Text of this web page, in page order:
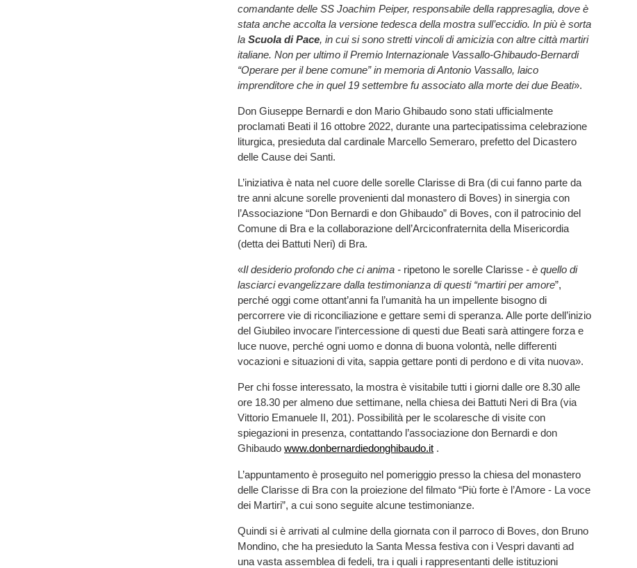
comandante delle SS Joachim Peiper, responsabile della rappresaglia, dove è
stata anche accolta la versione tedesca della mostra sull’eccidio. In più è sorta
la Scuola di Pace, in cui si sono stretti vincoli di amicizia con altre città martiri
italiane. Non per ultimo il Premio Internazionale Vassallo-Ghibaudo-Bernardi
“Operare per il bene comune” in memoria di Antonio Vassallo, laico
imprenditore che in quel 19 settembre fu associato alla morte dei due Beati».
Don Giuseppe Bernardi e don Mario Ghibaudo sono stati ufficialmente
proclamati Beati il 16 ottobre 2022, durante una partecipatissima celebrazione
liturgica, presieduta dal cardinale Marcello Semeraro, prefetto del Dicastero
delle Cause dei Santi.
L’iniziativa è nata nel cuore delle sorelle Clarisse di Bra (di cui fanno parte da
tre anni alcune sorelle provenienti dal monastero di Boves) in sinergia con
l’Associazione “Don Bernardi e don Ghibaudo” di Boves, con il patrocinio del
Comune di Bra e la collaborazione dell’Arciconfraternita della Misericordia
(detta dei Battuti Neri) di Bra.
«Il desiderio profondo che ci anima - ripetono le sorelle Clarisse - è quello di
lasciarci evangelizzare dalla testimonianza di questi “martiri per amore”,
perché oggi come ottant’anni fa l’umanità ha un impellente bisogno di
percorrere vie di riconciliazione e gettare semi di speranza. Alle porte dell’inizio
del Giubileo invocare l’intercessione di questi due Beati sarà attingere forza e
luce nuove, perché ogni uomo e donna di buona volontà, nelle differenti
vocazioni e situazioni di vita, sappia gettare ponti di perdono e di vita nuova».
Per chi fosse interessato, la mostra è visitabile tutti i giorni dalle ore 8.30 alle
ore 18.30 per almeno due settimane, nella chiesa dei Battuti Neri di Bra (via
Vittorio Emanuele II, 201). Possibilità per le scolaresche di visite con
spiegazioni in presenza, contattando l’associazione don Bernardi e don
Ghibaudo www.donbernardiedonghibaudo.it .
L’appuntamento è proseguito nel pomeriggio presso la chiesa del monastero
delle Clarisse di Bra con la proiezione del filmato “Più forte è l’Amore - La voce
dei Martiri”, a cui sono seguite alcune testimonianze.
Quindi si è arrivati al culmine della giornata con il parroco di Boves, don Bruno
Mondino, che ha presieduto la Santa Messa festiva con i Vespri davanti ad
una vasta assemblea di fedeli, tra i quali i rappresentanti delle istituzioni